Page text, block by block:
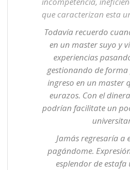
que caracterizan esta
Todavía recuerdo
en un master suyo y
experiencias
gestionando de
ingreso en un master
eurazos. Con el
podrían facilitate un
Jamás regresaría a
pagándome.
esplendor de